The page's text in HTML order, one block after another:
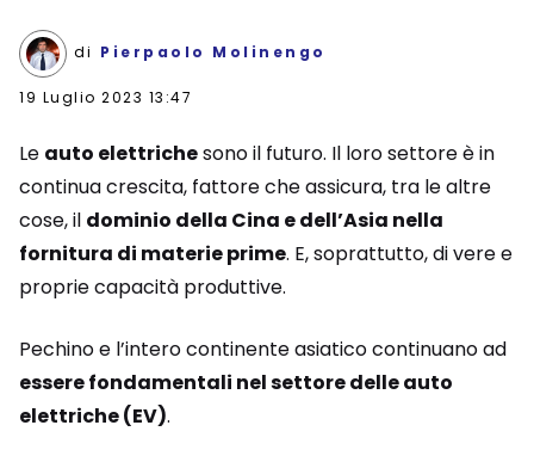
di Pierpaolo Molinengo
19 Luglio 2023 13:47
Le auto elettrichesono il futuro. Il loro settore è in
continua crescita, fattore che assicura, tra le altre
cose, il dominio della Cina e dell’Asia nella
fornitura di materie prime. E, soprattutto, di vere e
proprie capacità produttive.
Pechino e l’intero continente asiatico continuano ad
essere fondamentali nel settore delle auto
elettriche (EV).